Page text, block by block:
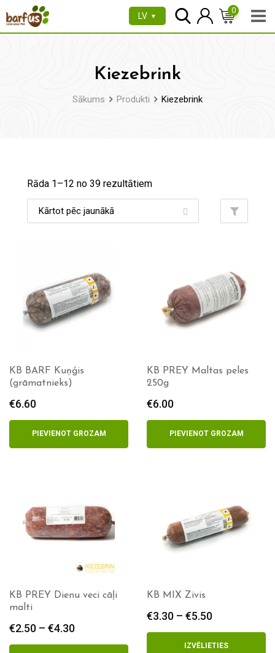
uz
LV ▼
0
Kiezebrink
Sākums Produkti Kiezebrink
Rāda 1–12 no 39 rezultātiem
KB BARF Kuņģis
(grāmatnieks)
€6.60
PIEVIENOT GROZAM
KB PREY Maltas peles
250g
€6.00
PIEVIENOT GROZAM
KB PREY Dienu veci cāļi
malti
€2.50 – €4.30
range:
KB MIX Zivis
€3.30 – €5.50
range:
€3.30
IZVĒLIETIES